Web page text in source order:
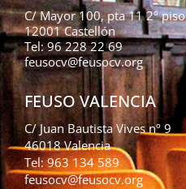
C/ Mayor 100, pta 11 2º piso
12001 Castellón
Tel: 96 228 22 69
feusocv@feusocv.org
FEUSO VALENCIA
C/ Juan Bautista Vives nº 9
46018 Valencia
Tel: 963 134 589
feusocv@feusocv.org